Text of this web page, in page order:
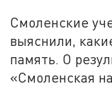
Смоленские
выяснили,
память. О
«Смоленская